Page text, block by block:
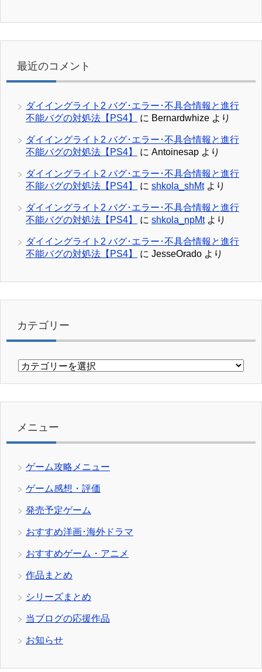
最近のコメント
ダイイングライト2 バグ･エラー･不具合情報と進行
不能バグの対処法【PS4】
に Bernardwhize より
ダイイングライト2 バグ･エラー･不具合情報と進行
不能バグの対処法【PS4】
に Antoinesap より
ダイイングライト2 バグ･エラー･不具合情報と進行
不能バグの対処法【PS4】
に shkola_shMtより
ダイイングライト2 バグ･エラー･不具合情報と進行
不能バグの対処法【PS4】
に shkola_npMtより
ダイイングライト2 バグ･エラー･不具合情報と進行
不能バグの対処法【PS4】
に JesseOrado より
カテゴリー
カ
リ
メニュー
ゲーム攻略メニュー
ゲーム感想・評価
発売予定ゲーム
おすすめ洋画･海外ドラマ
おすすめゲーム・アニメ
作品まとめ
シリーズまとめ
当ブログの応援作品
お知らせ